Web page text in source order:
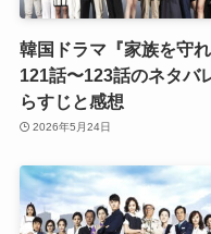
韓国ドラマ『家族を守れ
121話〜123話のネタバ
らすじと感想
2026年5月24日